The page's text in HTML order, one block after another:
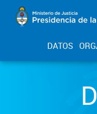
DATOS